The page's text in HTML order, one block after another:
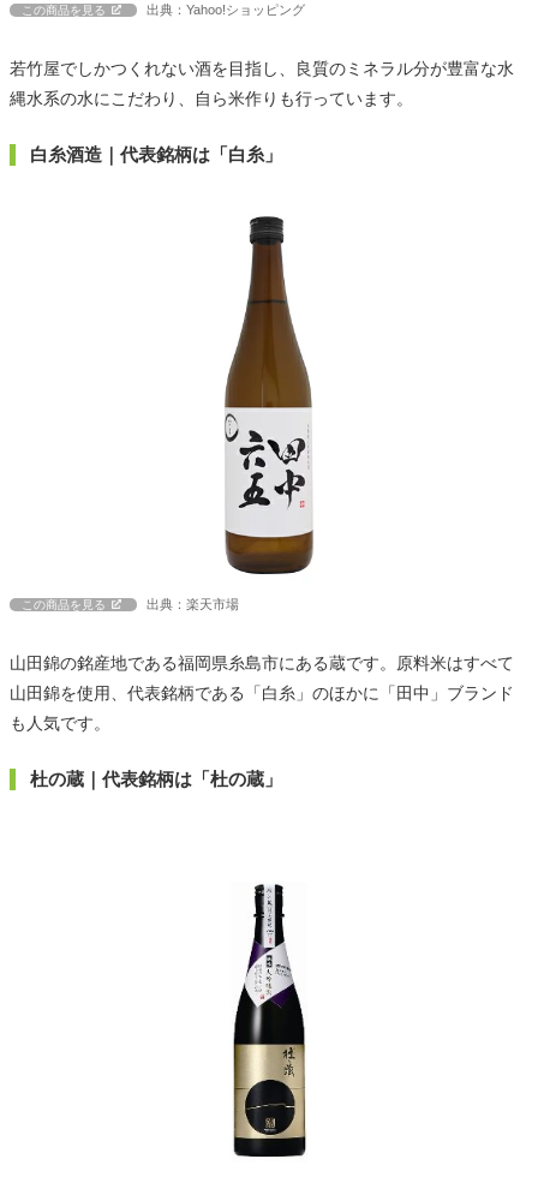
この商品を見る 出典：Yahoo!ショッピング
若竹屋でしかつくれない酒を目指し、良質のミネラル分が豊富な水
縄水系の水にこだわり、自ら米作りも行っています。
白糸酒造｜代表銘柄は「白糸」
この商品を見る 出典：楽天市場
山田錦の銘産地である福岡県糸島市にある蔵です。原料米はすべて
山田錦を使用、代表銘柄である「白糸」のほかに「田中」ブランド
も人気です。
杜の蔵｜代表銘柄は「杜の蔵」